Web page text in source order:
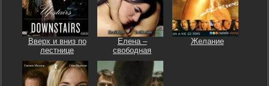
Вверх и вниз по
лестнице
Елена –
свободная
Желание